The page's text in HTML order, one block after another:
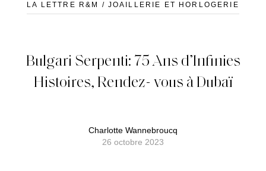
LA LETTRE R&M / JOAILLERIE ET HORLOGERIE
Bulgari Serpenti: 75 Ans d’Infinies
Histoires, Rendez- vous à Dubaï
Charlotte Wannebroucq
26 octobre 2023